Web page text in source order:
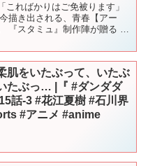
ればかりはご免被ります」
描き出される、青春【アー
『スタミュ』制作陣が贈る 完
肌をいたぶって、いたぶ
たぶっ… |『 #ダンダダ
話-3 #花江夏樹 #石川界
#アニメ #anime